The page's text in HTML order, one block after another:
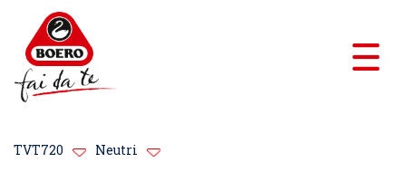
TVT720 Neutri